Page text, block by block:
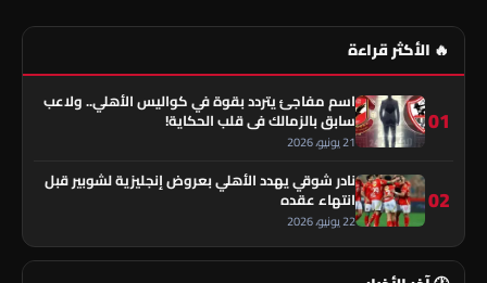
🔥 الأكثر قراءة
01
اسم مفاجئ يتردد بقوة في كواليس الأهلي.. ولاعب
سابق بالزمالك في قلب الحكاية!
21 يونيو، 2026
02
نادر شوقي يهدد الأهلي بعروض إنجليزية لشوبير قبل
انتهاء عقده
22 يونيو، 2026